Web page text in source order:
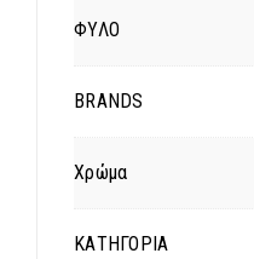
ΦΥΛΟ
BRANDS
Χρώμα
ΚΑΤΗΓΟΡΙΑ